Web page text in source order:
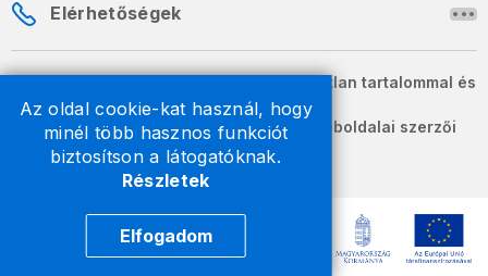
Az oldal cookie-kat használ, hogy
minél több hasznos funkciót
biztosítson a látogatóknak.
Részletek
Elfogadom
Elérhetőségek
A honlapon szereplő információk változatlan tartalommal és
formában szabadon terjeszthetők.
2026 © A Nemzeti Adó- és Vámhivatal weboldalai szerzői
jogvédelem alatt állnak.